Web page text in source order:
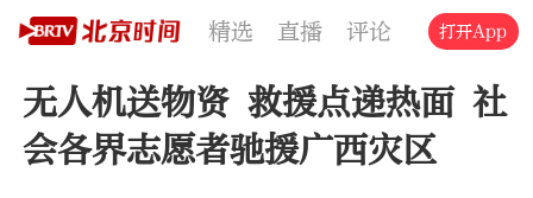
精选 直播 评论 交通 文旅
打开App
无人机送物资 救援点递热面 社
会各界志愿者驰援广西灾区